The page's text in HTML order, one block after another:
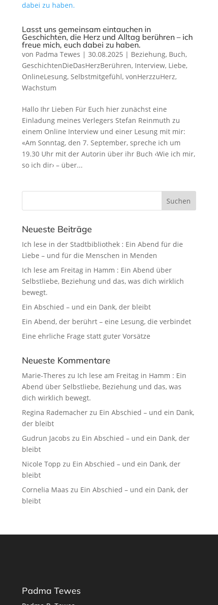
Lasst uns gemeinsam eintauchen in
Geschichten, die Herz und Alltag berühren – ich
freue mich, euch dabei zu haben.
von Padma Tewes | 30.08.2025 | Beziehung, Buch,
GeschichtenDieDasHerzBerühren, Interview, Liebe,
OnlineLesung, Selbstmitgefühl, vonHerzzuHerz,
Wachstum
Hallo Ihr Lieben Für Euch hier zunächst eine
Einladung meines Verlegers Stefan Reinmuth zu
einem Online Interview und einer Lesung mit mir:
«Am Sonntag, den 7. September, spreche ich um
19.30 Uhr mit der Autorin über ihr Buch ‹Wie ich mir,
so ich dir› – über...
Neueste Beiträge
Ich lese in der Stadtbibliothek : Ein Abend für die
Liebe – und für die Menschen in Menden
Ich lese am Freitag in Hamm : Ein Abend über
Selbstliebe, Beziehung und das, was dich wirklich
bewegt.
Ein Abschied – und ein Dank, der bleibt
Ein Abend, der berührt – eine Lesung, die verbindet
Eine ehrliche Frage statt guter Vorsätze
Neueste Kommentare
Marie-Theres zu Ich lese am Freitag in Hamm : Ein
Abend über Selbstliebe, Beziehung und das, was
dich wirklich bewegt.
Regina Rademacherzu Ein Abschied – und ein Dank,
der bleibt
Gudrun Jacobs zu Ein Abschied – und ein Dank, der
bleibt
Nicole Topp zu Ein Abschied – und ein Dank, der
bleibt
Cornelia Maas zu Ein Abschied – und ein Dank, der
bleibt
Padma Tewes